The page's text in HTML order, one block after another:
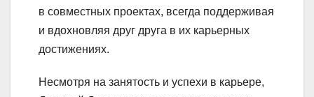
в совместных проектах, всегда поддерживая
и вдохновляя друг друга в их карьерных
достижениях.
Несмотря на занятость и успехи в карьере,